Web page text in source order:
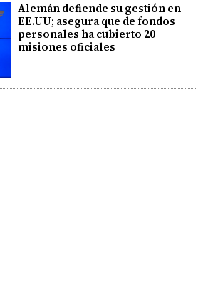
Alemán defiende su gestión en
EE.UU; asegura que de fondos
personales ha cubierto 20
misiones oficiales